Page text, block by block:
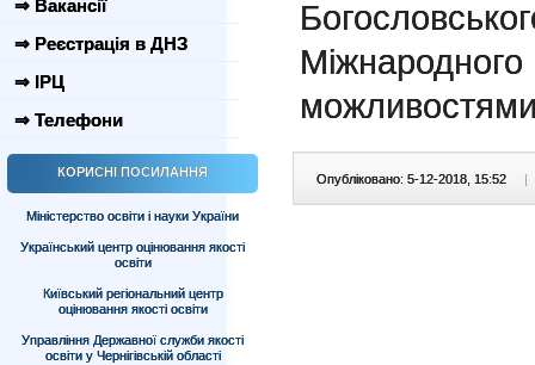
⇒ Вакансії
⇒ Реєстрація в ДНЗ
⇒ ІРЦ
⇒ Телефони
КОРИСНІ ПОСИЛАННЯ
Міністерство освіти і науки України
Український центр оцінювання якості
освіти
Київський регіональний центр
оцінювання якості освіти
Управління Державної служби якості
освіти у Чернігівській області
Опубліковано: 5-12-2018, 15:52 |